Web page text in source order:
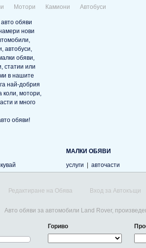
Мотори Камиони Автобуси
обяви!
МАЛКИ ОБЯВИ
услуги
авточасти
Редактиране на Обява Вход за Автокъщи
Авто обяви за автомобили Land Rover,
Гориво